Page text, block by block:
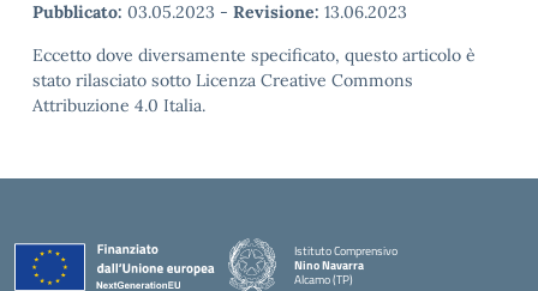
Pubblicato: 03.05.2023 - Revisione: 13.06.2023
Eccetto dove diversamente specificato, questo articolo è
stato rilasciato sotto Licenza Creative Commons
Attribuzione 4.0 Italia.
Istituto Comprensivo
Nino Navarra
Alcamo (TP)